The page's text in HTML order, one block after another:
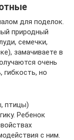
для поделок.
природный
семечки,
замачиваете в
очень
гибкость, но
птицы)
Ребенок
с ним.